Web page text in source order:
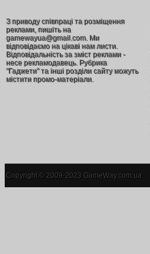
З приводу співпраці та розміщення
реклами, пишіть на
gamewayua@gmail.com. Ми
відповідаємо на цікаві нам листи.
Відповідальність за зміст реклами -
несе рекламодавець. Рубрика
"Гаджети" та інші розділи сайту можуть
містити промо-матеріали.
Copyright © 2009-2023 GameWay.com.ua